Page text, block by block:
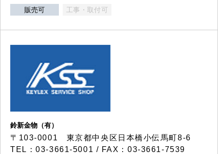
販売可 工事・取付可
鈴新金物（有）
〒103-0001 東京都中央区日本橋小伝馬町8-6
TEL：03-3661-5001 / FAX：03-3661-7539